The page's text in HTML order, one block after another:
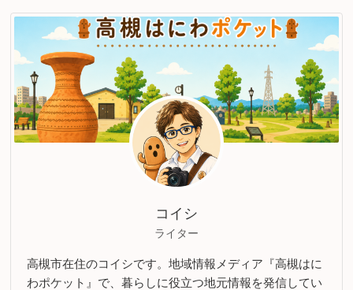
コイシ
ライター
高槻市在住のコイシです。地域情報メディア『高槻はに
わポケット』で、暮らしに役立つ地元情報を発信してい